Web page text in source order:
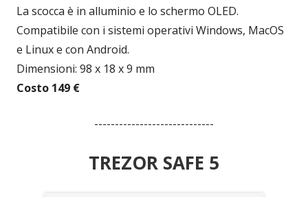
La scocca è in alluminio e lo schermo OLED.
Compatibile con i sistemi operativi Windows, MacOS
e Linux e con Android.
Dimensioni: 98 x 18 x 9 mm
Costo 149 €
-----------------------------
TREZOR SAFE 5